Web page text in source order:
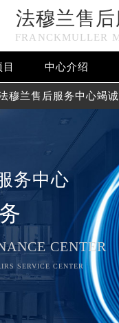
法穆兰售
FRANCKMULLER
中心介绍
穆兰售后服务中心竭诚
务中心
CENTER
SERVICE CENTER